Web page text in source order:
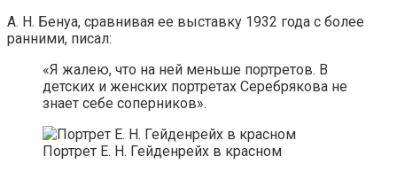
А. Н. Бенуа, сравнивая ее выставку 1932 года с более
ранними, писал:
«Я жалею, что на ней меньше портретов. В
детских и женских портретах Серебрякова не
знает себе соперников».
Портрет Е. Н. Гейденрейх в красном